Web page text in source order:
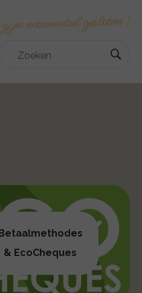
momenteel gesloten!
& EcoCheques